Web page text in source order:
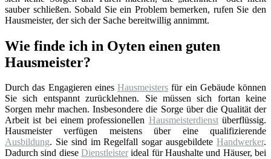
sauber schließen. Sobald Sie ein Problem bemerken, rufen Sie den
Hausmeister, der sich der Sache bereitwillig annimmt.
Wie finde ich in Oyten einen guten
Hausmeister?
Durch das Engagieren eines Hausmeisters für ein Gebäude können
Sie sich entspannt zurücklehnen. Sie müssen sich fortan keine
Sorgen mehr machen. Insbesondere die Sorge über die Qualität der
Arbeit ist bei einem professionellen Hausmeisterdienstüberflüssig.
Hausmeister verfügen meistens über eine qualifizierende
Ausbildung. Sie sind im Regelfall sogar ausgebildete Handwerker.
Dadurch sind diese Dienstleister ideal für Haushalte und Häuser, bei